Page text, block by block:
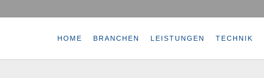
HOME BRANCHEN LEISTUNGEN TECHNIK